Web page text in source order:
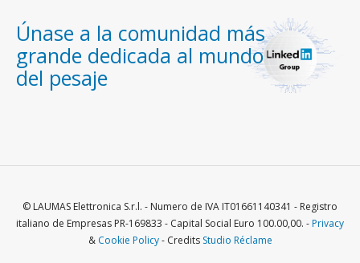
Únase a la comunidad más
grande dedicada al mundo
del pesaje
© LAUMAS Elettronica S.r.l. - Numero de IVA IT01661140341 - Registro
italiano de Empresas PR-169833 - Capital Social Euro 100.00,00. -Privacy
& Cookie Policy- Credits Studio Réclame